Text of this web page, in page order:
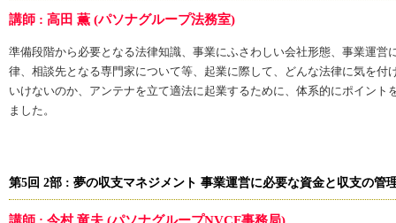
講師 : 高田 薫 (パソナグループ法務室)
準備段階から必要となる法律知識、事業にふさわしい会社形態、事業運営
律、相談先となる専門家について等、起業に際して、どんな法律に気を付
いけないのか、アンテナを立て適法に起業するために、体系的にポイント
ました。
第5回 2部 : 夢の収支マネジメント 事業運営に必要な資金と収支の管